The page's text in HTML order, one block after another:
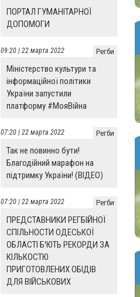
ПОРТАЛ ГУМАНІТАРНОЇ
ДОПОМОГИ
Регби
09:20 | 22 марта 2022
​​Міністерство культури та
інформаційної політики
України запустили
платформу #МояВійна
Регби
07:20 | 22 марта 2022
Так не повинно бути!
Благодійний марафон на
підтримку України! (ВІДЕО)
Регби
07:20 | 22 марта 2022
ПРЕДСТАВНИКИ РЕГБІЙНОЇ
СПІЛЬНОСТИ ОДЕСЬКОЇ
ОБЛАСТІ БꞌЮТЬ РЕКОРДИ ЗА
КІЛЬКОСТЮ
ПРИГОТОВЛЕНИХ ОБІДІВ
ДЛЯ ВІЙСЬКОВИХ